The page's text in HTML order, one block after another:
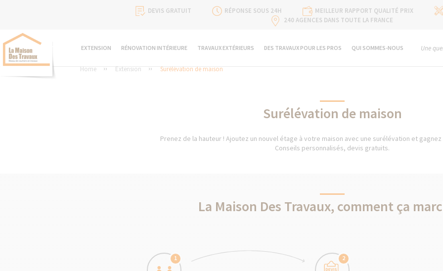
DEVIS GRATUIT RÉPONSE SOUS 24H MEILLEUR RAPPORT QUALITÉ PRIX
240 AGENCES DANS TOUTE LA FRANCE
EXTENSION RÉNOVATION INTÉRIEURE TRAVAUX EXTÉRIEURS DES TRAVAUX POUR LES PROS QUI SOMMES-NOUS Une
Home Extension Surélévation de maison
Surélévation de maison
Prenez de la hauteur ! Ajoutez un nouvel étage à votre maison avec une surélévation et
Conseils personnalisés, devis gratuits.
La Maison Des Travaux, comment ça
1 2